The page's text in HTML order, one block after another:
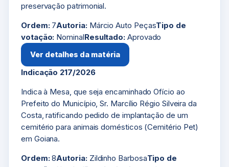
preservação patrimonial.
Ordem:7Autoria:Márcio Auto PeçasTipo de
votação: NominalResultado: Aprovado
Ver detalhes da matéria
Indicação 217/2026
Indica à Mesa, que seja encaminhado Ofício ao
Prefeito do Município, Sr. Marcílio Régio Silveira da
Costa, ratificando pedido de implantação de um
cemitério para animais domésticos (Cemitério Pet)
em Goiana.
Ordem:8Autoria:Zildinho BarbosaTipo de